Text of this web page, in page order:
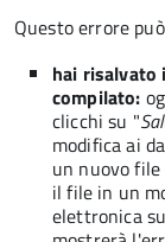
Questo errore
hai risalvato
compilato:
clicchi su "
modifica ai
un nuovo
il file in un
elettronica